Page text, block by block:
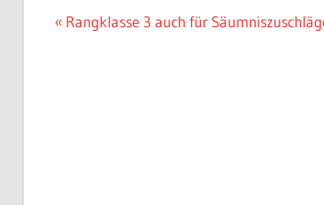
Beitragsnavigation
Vorheriger
Rangklasse 3 auch für